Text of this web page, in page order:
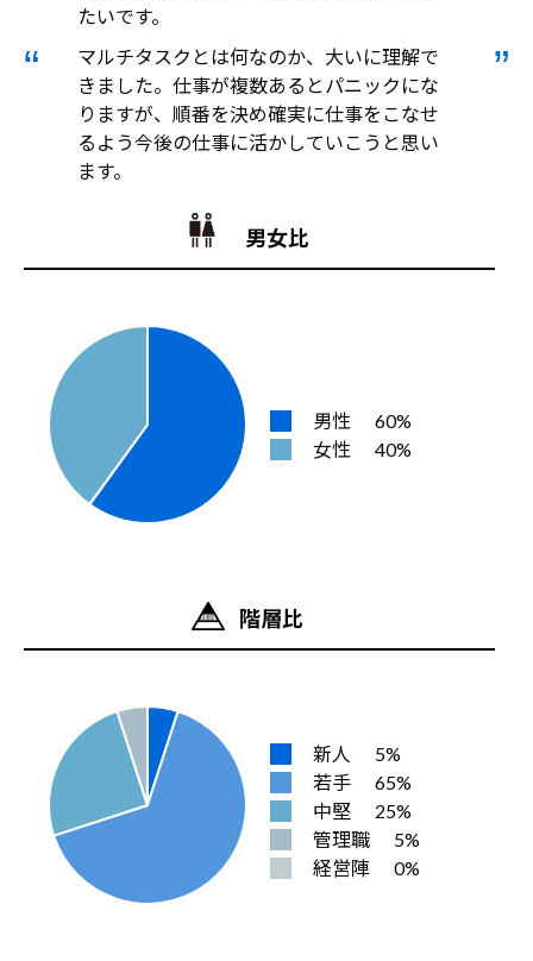
たいです。
マルチタスクとは何なのか、大いに理解で
きました。仕事が複数あるとパニックにな
りますが、順番を決め確実に仕事をこなせ
るよう今後の仕事に活かしていこうと思い
ます。
男女比
男性
60%
女性
40%
階層比
新人
5%
若手
65%
中堅
25%
管理職
5%
経営陣
0%